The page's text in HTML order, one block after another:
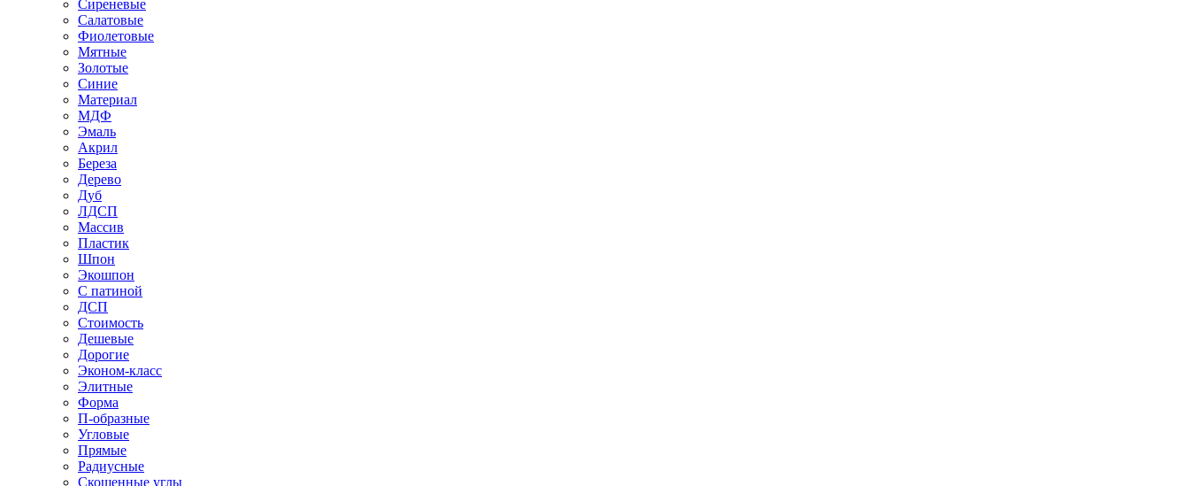
Сиреневые
Салатовые
Фиолетовые
Мятные
Золотые
Синие
Материал
МДФ
Эмаль
Акрил
Береза
Дерево
Дуб
ЛДСП
Массив
Пластик
Шпон
Экошпон
С патиной
ДСП
Стоимость
Дешевые
Дорогие
Эконом-класс
Элитные
Форма
П-образные
Угловые
Прямые
Радиусные
Скошенные углы